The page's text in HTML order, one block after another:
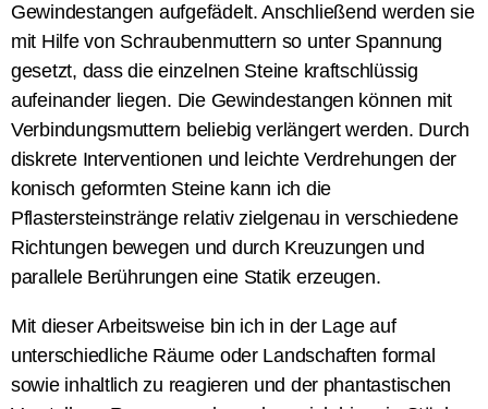
Gewindestangen aufgefädelt. Anschließend werden sie
mit Hilfe von Schraubenmuttern so unter Spannung
gesetzt, dass die einzelnen Steine kraftschlüssig
aufeinander liegen. Die Gewindestangen können mit
Verbindungsmuttern beliebig verlängert werden. Durch
diskrete Interventionen und leichte Verdrehungen der
konisch geformten Steine kann ich die
Pflastersteinstränge relativ zielgenau in verschiedene
Richtungen bewegen und durch Kreuzungen und
parallele Berührungen eine Statik erzeugen.
Mit dieser Arbeitsweise bin ich in der Lage auf
unterschiedliche Räume oder Landschaften formal
sowie inhaltlich zu reagieren und der phantastischen